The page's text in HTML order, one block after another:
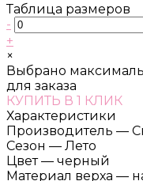
Таблица размеров
-
+
×
Выбрано
для заказа
КУПИТЬ В 1 КЛИК
Характеристики
Производитель —
Сезон — Лето
Цвет — черный
Материал верха —